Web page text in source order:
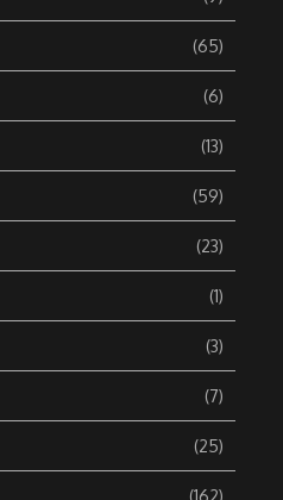
(65)
(6)
(13)
(59)
(23)
(1)
(3)
(7)
(25)
(162)